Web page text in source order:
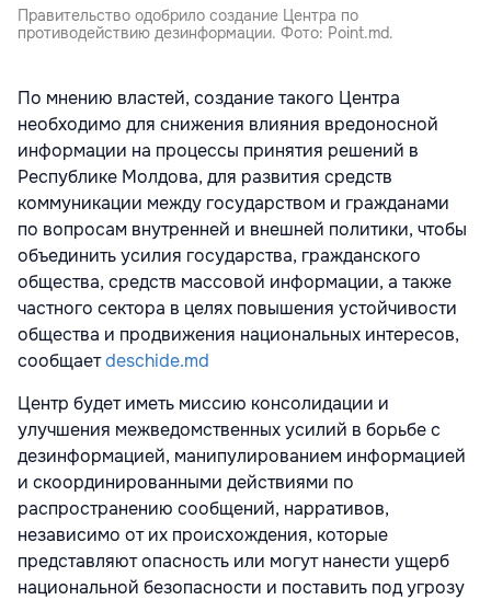
Правительство одобрило создание Центра по
противодействию дезинформации. Фото: Point.md.
По мнению властей, создание такого Центра
необходимо для снижения влияния вредоносной
информации на процессы принятия решений в
Республике Молдова, для развития средств
коммуникации между государством и гражданами
по вопросам внутренней и внешней политики, чтобы
объединить усилия государства, гражданского
общества, средств массовой информации, а также
частного сектора в целях повышения устойчивости
общества и продвижения национальных интересов,
сообщаетdeschide.md
Центр будет иметь миссию консолидации и
улучшения межведомственных усилий в борьбе с
дезинформацией, манипулированием информацией
и скоординированными действиями по
распространению сообщений, нарративов,
независимо от их происхождения, которые
представляют опасность или могут нанести ущерб
национальной безопасности и поставить под угрозу